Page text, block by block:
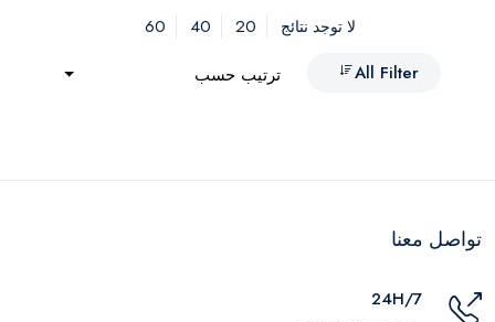
لا توجد نتائج 20
40
60
All Filter
ترتيب حسب
تواصل معنا
24H/7